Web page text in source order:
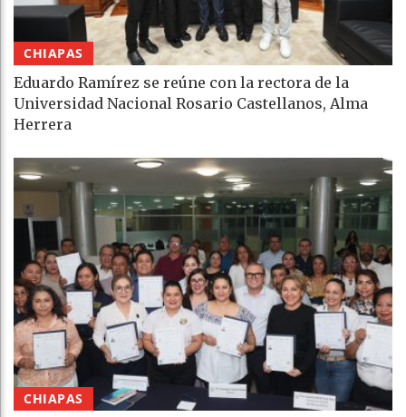
CHIAPAS
Eduardo Ramírez se reúne con la rectora de la
Universidad Nacional Rosario Castellanos, Alma
Herrera
CHIAPAS